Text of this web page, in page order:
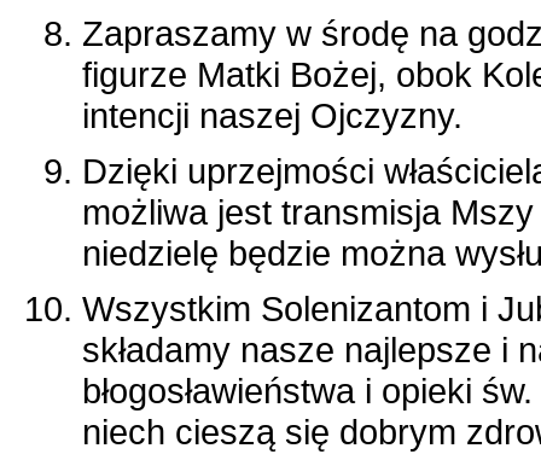
Zapraszamy w środę na
figurze Matki Bożej, obok
intencji naszej Ojczyzny.
Dzięki uprzejmości
możliwa jest transmisja
niedzielę będzie można
Wszystkim Solenizantom i
składamy nasze najlepsze i
błogosławieństwa i opieki
niech cieszą się dobrym